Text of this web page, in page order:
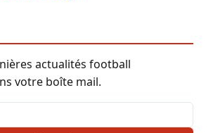
actualités football
votre boîte mail.